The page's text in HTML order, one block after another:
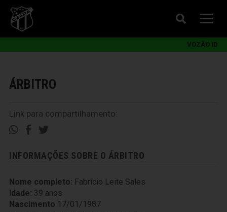
VOZÃO ID
ÁRBITRO
Link para compartilhamento:
INFORMAÇÕES SOBRE O ÁRBITRO
Nome completo: Fabrício Leite Sales
Idade: 39 anos
Nascimento 17/01/1987